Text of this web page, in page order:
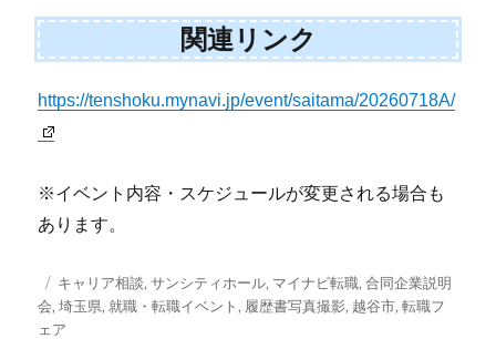
関連リンク
https://tenshoku.mynavi.jp/event/saitama/20260718A/
※イベント内容・スケジュールが変更される場合も
あります。
投
稿
日:
タ
グ
キャリア相談,サンシティホール, マイナビ転職,合同企業説明
会,埼玉県, 就職・転職イベント , 履歴書写真撮影, 越谷市,転職フ
ェア